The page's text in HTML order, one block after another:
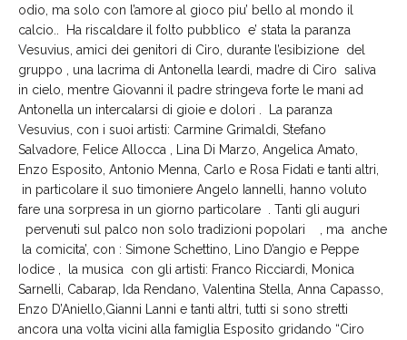
odio, ma solo con l’amore al gioco piu’ bello al mondo il
calcio.. Ha riscaldare il folto pubblico e’ stata la paranza
Vesuvius, amici dei genitori di Ciro, durante l’esibizione del
gruppo , una lacrima di Antonella leardi, madre di Ciro saliva
in cielo, mentre Giovanni il padre stringeva forte le mani ad
Antonella un intercalarsi di gioie e dolori . La paranza
Vesuvius, con i suoi artisti: Carmine Grimaldi, Stefano
Salvadore, Felice Allocca , Lina Di Marzo, Angelica Amato,
Enzo Esposito, Antonio Menna, Carlo e Rosa Fidati e tanti altri,
in particolare il suo timoniere Angelo Iannelli, hanno voluto
fare una sorpresa in un giorno particolare . Tanti gli auguri
pervenuti sul palco non solo tradizioni popolari , ma anche
la comicita’, con : Simone Schettino, Lino D’angio e Peppe
Iodice , la musica con gli artisti: Franco Ricciardi, Monica
Sarnelli, Cabarap, Ida Rendano, Valentina Stella, Anna Capasso,
Enzo D’Aniello,Gianni Lanni e tanti altri, tutti si sono stretti
ancora una volta vicini alla famiglia Esposito gridando “Ciro